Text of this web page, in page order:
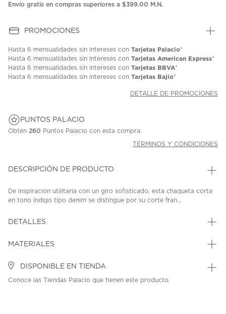
Envío gratis en compras superiores a $399.00 M.N.
PROMOCIONES
Hasta 6 mensualidades sin intereses con Tarjetas Palacio*
Hasta 6 mensualidades sin intereses con Tarjetas American Express*
Hasta 6 mensualidades sin intereses con Tarjetas BBVA*
Hasta 6 mensualidades sin intereses con Tarjetas Bajio*
DETALLE DE PROMOCIONES
PUNTOS PALACIO
Obtén 260 Puntos Palacio con esta compra.
TÉRMINOS Y CONDICIONES
DESCRIPCIÓN DE PRODUCTO
De inspiración utilitaria con un giro sofisticado, esta chaqueta corta
en tono índigo tipo denim se distingue por su corte fran...
DETALLES
MATERIALES
DISPONIBLE EN TIENDA
Conoce las Tiendas Palacio que tienen este producto.